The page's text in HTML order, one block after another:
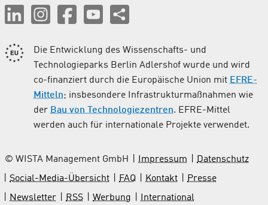
Die Entwicklung des Wissenschafts- und
Technologieparks Berlin Adlershof wurde und wird
co-finanziert durch die Europäische Union mit EFRE-
Mitteln; insbesondere Infrastrukturmaßnahmen wie
der Bau von Technologiezentren. EFRE-Mittel
werden auch für internationale Projekte verwendet.
© WISTA Management GmbH Impressum
Datenschutz
Social-Media-Übersicht
FAQ Kontakt
Presse
Newsletter
RSS Werbung International